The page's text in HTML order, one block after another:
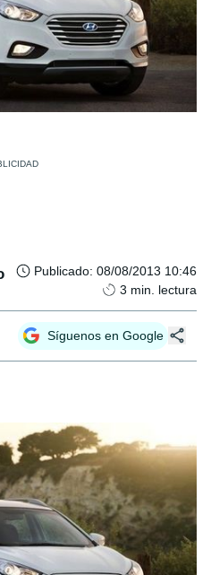
Publicado: 08/08/2013 10:46
3 min. lectura
Síguenos en Google